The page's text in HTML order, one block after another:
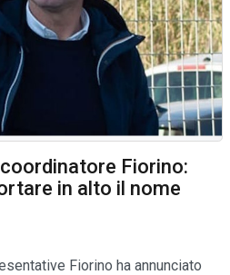
Fiorino:
in alto il nome
Fiorino ha annunciato